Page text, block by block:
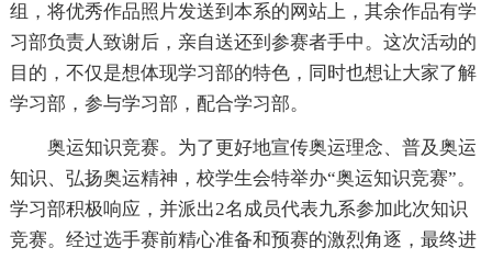
组，将优秀作品照片发送到本系的网站上，其余作品有学
习部负责人致谢后，亲自送还到参赛者手中。这次活动的
目的，不仅是想体现学习部的特色，同时也想让大家了解
学习部，参与学习部，配合学习部。
奥运知识竞赛。为了更好地宣传奥运理念、普及奥运
知识、弘扬奥运精神，校学生会特举办“奥运知识竞赛”。
学习部积极响应，并派出2名成员代表九系参加此次知识
竞赛。经过选手赛前精心准备和预赛的激烈角逐，最终进